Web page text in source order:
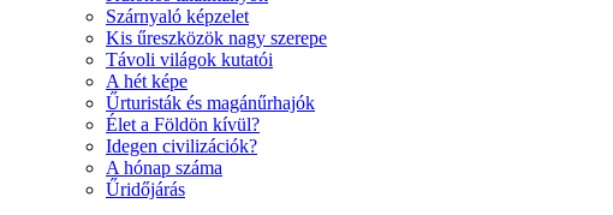
Szárnyaló képzelet
Kis űreszközök nagy szerepe
Távoli világok kutatói
A hét képe
Űrturisták és magánűrhajók
Élet a Földön kívül?
Idegen civilizációk?
A hónap száma
Űridőjárás